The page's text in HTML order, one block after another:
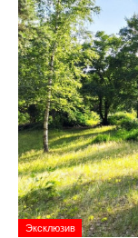
Эксклюзив